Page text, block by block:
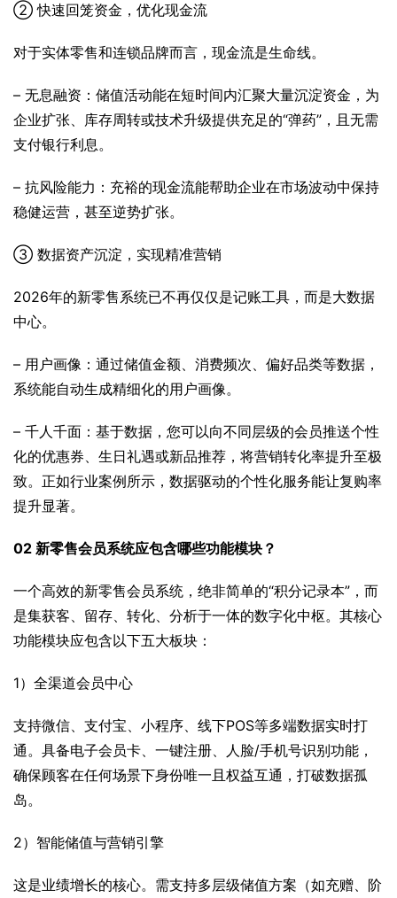
② 快速回笼资金，优化现金流
对于实体零售和连锁品牌而言，现金流是生命线。
– 无息融资：储值活动能在短时间内汇聚大量沉淀资金，为
企业扩张、库存周转或技术升级提供充足的“弹药”，且无需
支付银行利息。
– 抗风险能力：充裕的现金流能帮助企业在市场波动中保持
稳健运营，甚至逆势扩张。
③ 数据资产沉淀，实现精准营销
2026年的新零售系统已不再仅仅是记账工具，而是大数据
中心。
– 用户画像：通过储值金额、消费频次、偏好品类等数据，
系统能自动生成精细化的用户画像。
– 千人千面：基于数据，您可以向不同层级的会员推送个性
化的优惠券、生日礼遇或新品推荐，将营销转化率提升至极
致。正如行业案例所示，数据驱动的个性化服务能让复购率
提升显著。
02 新零售会员系统应包含哪些功能模块？
一个高效的新零售会员系统，绝非简单的“积分记录本”，而
是集获客、留存、转化、分析于一体的数字化中枢。其核心
功能模块应包含以下五大板块：
1）全渠道会员中心
支持微信、支付宝、小程序、线下POS等多端数据实时打
通。具备电子会员卡、一键注册、人脸/手机号识别功能，
确保顾客在任何场景下身份唯一且权益互通，打破数据孤
岛。
2）智能储值与营销引擎
这是业绩增长的核心。需支持多层级储值方案（如充赠、阶